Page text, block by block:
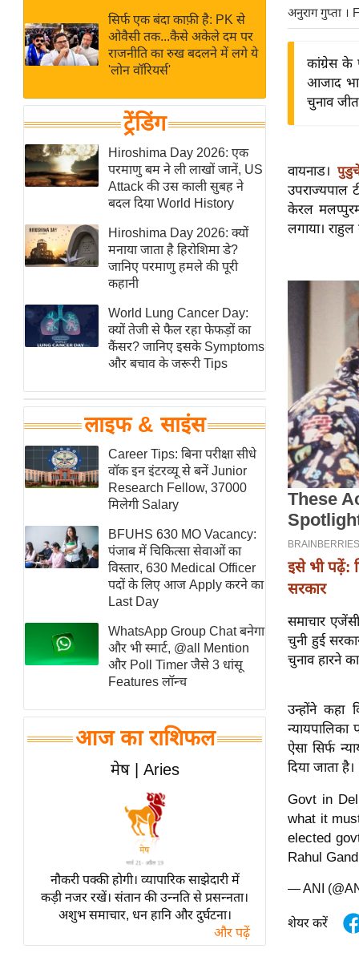
ई-पेपर
मिसाल बेमिसाल
शख्सियत
यंग इंडिया
साहित्य जगत
ऑटो वर्ल्ड
न्यूज ब्रीफ
मनोरंजन जगत
बॉलीवुड
हॉलीवुड
फिल्म समीक्षा
News
लाइफस्टाइल
टेक्नॉलॉजी
ब्यूटी/फैशन
घरेलू नुस्खे
पर्यटन स्थल
फिटनेस मंत्रा
रिलेशनशिप
विश्लेषण
समसामयिक
मातृभूमि
स्तंभ
एम.
आर.
चाय पर
समीक्षा
व्रत
त्योहार
राशिफल
विशेष
सिर्फ एक बंदा काफ़ी है: PK से
ओवैसी तक...कैसे अकेले दम पर
राजनीति का रुख बदलने में लगे ये
'लोन वॉरियर्स'
ट्रेंडिंग
Hiroshima Day 2026: एक
परमाणु बम ने ली लाखों जानें, US
Attack की उस काली सुबह ने
बदल दिया World History
Hiroshima Day 2026: क्यों
मनाया जाता है हिरोशिमा डे?
जानिए परमाणु हमले की पूरी
कहानी
World Lung Cancer Day:
क्यों तेजी से फैल रहा फेफड़ों का
कैंसर? जानिए इसके Symptoms
और बचाव के जरूरी Tips
लाइफ & साइंस
Career Tips: बिना परीक्षा सीधे
वॉक इन इंटरव्यू से बनें Junior
Research Fellow, 37000
मिलेगी Salary
BFUHS 630 MO Vacancy:
पंजाब में चिकित्सा सेवाओं का
विस्तार, 630 Medical Officer
पदों के लिए आज Apply करने का
Last Day
WhatsApp Group Chat बनेगा
और भी स्मार्ट, @all Mention
और Poll Timer जैसे 3 धांसू
Features लॉन्च
आज का राशिफल
मेष | Aries
नौकरी पक्की होगी। व्यापारिक साझेदारी में
कड़ी नजर रखें। संतान की उन्नति से प्रसन्नता।
अशुभ समाचार, धन हानि और दुर्घटना।
और पढ़ें
अनुराग गुप्ता ।
कांग्रेस के
आजाद
चुनाव
वायनाड।
उपराज्यपाल
केरल
लगाया।
इसे भी पढ़ें:
सरकार
समाचार
चुनी हुई
चुनाव हारने
उन्होंने कहा
ऐसा सिर्फ
दिया जाता है।
Govt in
what it
elected
Rahul
— ANI
शेयर करें